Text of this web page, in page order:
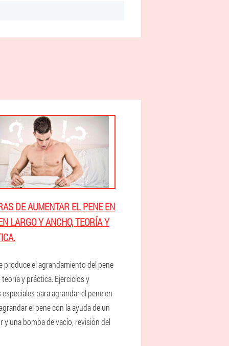
DE AUMENTAR EL PENE EN
LARGO Y ANCHO, TEORÍA Y
produce el agrandamiento del pene
teoría y práctica. Ejercicios y
especiales para agrandar el pene en
el pene con la ayuda de un
y una bomba de vacío, revisión del